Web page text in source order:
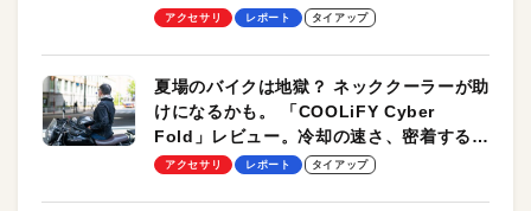
ーも
アクセサリ レポート タイアップ
夏場のバイクは地獄？ ネッククーラーが助
けになるかも。 「COOLiFY Cyber
Fold」レビュー。冷却の速さ、密着する冷
却プレート、シンプルな操作性がグッド！
アクセサリ レポート タイアップ